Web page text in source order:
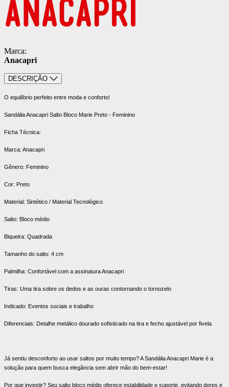
Marca:
Anacapri
DESCRIÇÃO
O equilíbrio perfeito entre moda e conforto!
Sandália Anacapri Salto Bloco Marie Preto - Feminino
Ficha Técnica:
Marca: Anacapri
Gênero: Feminino
Cor: Preto
Material: Sintético / Material Tecnológico
Salto: Bloco médio
Biqueira: Quadrada
Tamanho do salto: 4 cm
Palmilha: Confortável com a assinatura Anacapri
Tiras: Uma tira sobre os dedos e as ouras contornando o tornozelo
Indicado: Eventos sociais e trabalho
Diferenciais: Detalhe metálico dourado sofisticado na tira e fecho ajustável por fivela
Já sentiu desconforto ao usar saltos por muito tempo? A Sandália Anacapri Marie é a
solução para quem busca elegância sem abrir mão do bem-estar!
Por que investir? Seu salto bloco médio oferece estabilidade e suporte, evitando dores e